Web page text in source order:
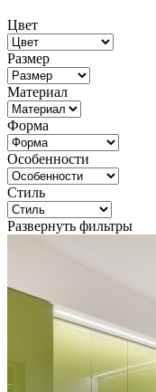
Цвет
Размер
Материал
Форма
Особенности
Стиль
Развернуть фильтры